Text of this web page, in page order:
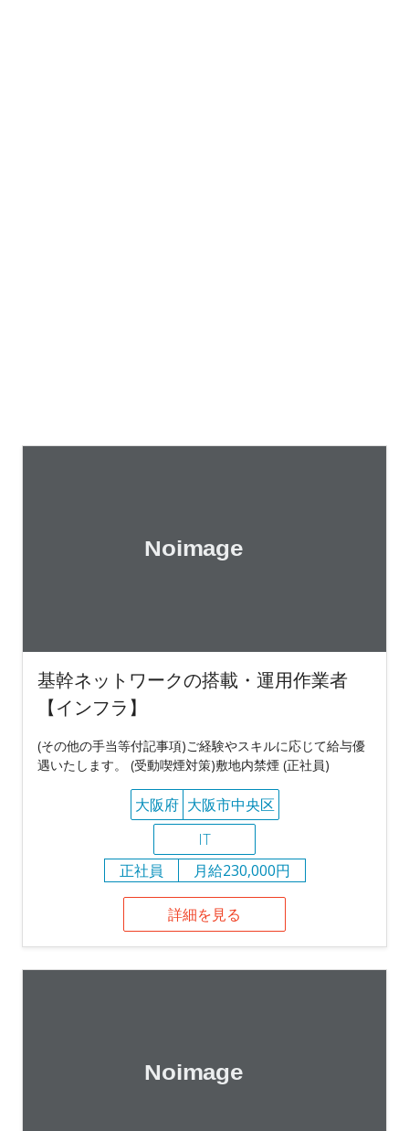
基幹ネットワークの搭載・運用作業者
【インフラ】
(その他の手当等付記事項)ご経験やスキルに応じて給与優
遇いたします。 (受動喫煙対策)敷地内禁煙 (正社員)
大阪府 大阪市中央区
IT
正社員
月給230,000円
詳細を見る